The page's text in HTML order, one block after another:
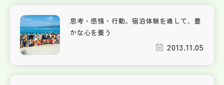
思考・感情・行動。宿泊体験を通して、豊
かな心を養う
2013.11.05